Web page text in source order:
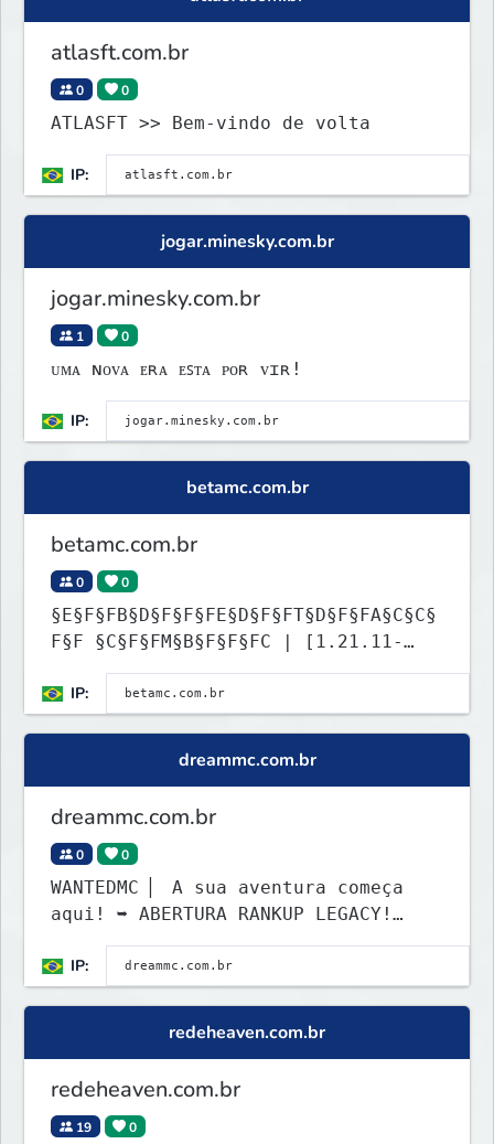
atlasft.com.br
0 0
ATLASFT >> Bem-vindo de volta
IP:
jogar.minesky.com.br
jogar.minesky.com.br
1 0
ᴜᴍᴀ ɴᴏᴠᴀ ᴇʀᴀ ᴇꜱᴛᴀ ᴘᴏʀ ᴠɪʀ!
IP:
betamc.com.br
betamc.com.br
0 0
§E§F§FB§D§F§F§FE§D§F§FT§D§F§FA§C§C§
F§F §C§F§FM§B§F§F§FC | [1.21.11-
26.2] BATTLE ROYALE | BINGO
IP:
dreammc.com.br
dreammc.com.br
0 0
WANTEDMC ▏ A sua aventura começa
aqui! ➥ ABERTURA RANKUP LEGACY!
Comece sua jornada.
IP:
redeheaven.com.br
redeheaven.com.br
19 0